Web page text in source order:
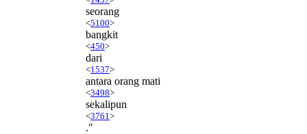
seorang
<5100>
bangkit
<450>
dari
<1537>
antara orang mati
<3498>
sekalipun
<3761 >
."